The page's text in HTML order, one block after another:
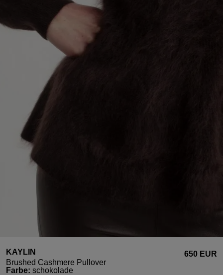
KAYLIN
Brushed Cashmere Pullover
650 EUR
Farbeauswählen
: schokolade